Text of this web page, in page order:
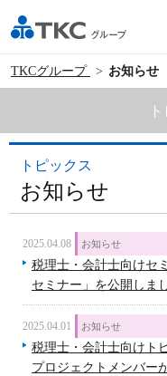
TKCグループ お知らせ
トピックス
お知らせ
2025.04.08 お知らせ
税理士・会計士向けセ
セミナー」を公開しま
2025.04.01 お知らせ
税理士・会計士向けト
プロジェクトメンバー